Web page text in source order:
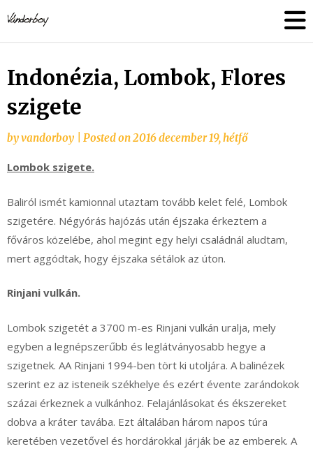
to
content
Indonézia, Lombok, Flores
szigete
byvandorboy Posted on2016 december 19, hétfő
Lombok szigete.
Baliról ismét kamionnal utaztam tovább kelet felé, Lombok
szigetére. Négyórás hajózás után éjszaka érkeztem a
főváros közelébe, ahol megint egy helyi családnál aludtam,
mert aggódtak, hogy éjszaka sétálok az úton.
Rinjani vulkán.
Lombok szigetét a 3700 m-es Rinjani vulkán uralja, mely
egyben a legnépszerűbb és leglátványosabb hegye a
szigetnek. AA Rinjani 1994-ben tört ki utoljára. A balinézek
szerint ez az isteneik székhelye és ezért évente zarándokok
százai érkeznek a vulkánhoz. Felajánlásokat és ékszereket
dobva a kráter tavába. Ezt általában három napos túra
keretében vezetővel és hordárokkal járják be az emberek. A